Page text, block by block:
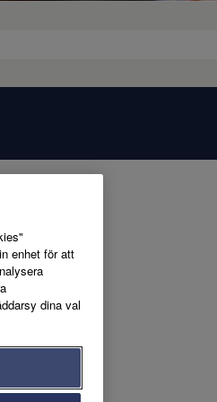
enhet för att
dina val